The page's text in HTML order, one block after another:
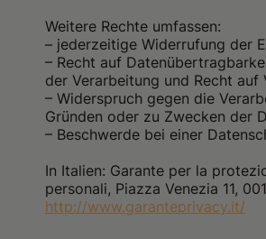
Weitere Rechte umfassen:
– jederzeitige Widerrufung der
– Recht auf
der Verarbeitung und Recht auf
– Widerspruch gegen die
Gründen oder zu Zwecken der
– Beschwerde bei einer
In Italien: Garante per la
personali, Piazza Venezia 11,
http://www.garanteprivacy.it/